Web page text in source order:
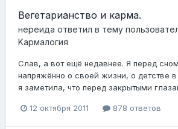
Вегетарианство и карма.
нереида ответил в тему
Kармалогия
Слав, а вот ещё недавнее. Я перед
напряжённо о своей жизни, о детстве
я заметила, что перед закрытыми
12 октября 2011 878 ответов